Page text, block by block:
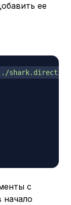
ее
с
начало